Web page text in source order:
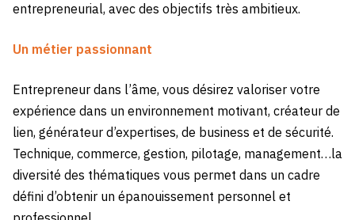
entrepreneurial, avec des objectifs très ambitieux.
Un métier passionnant
Entrepreneur dans l’âme, vous désirez valoriser votre
expérience dans un environnement motivant, créateur de
lien, générateur d’expertises, de business et de sécurité.
Technique, commerce, gestion, pilotage, management…la
diversité des thématiques vous permet dans un cadre
défini d’obtenir un épanouissement personnel et